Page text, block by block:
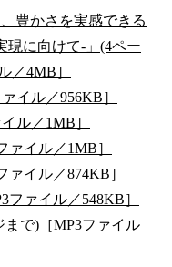
豊かさを実感できる
現に向けて-」(4ペー
／4MB］
イル／956KB］
ル／1MB］
ァイル／1MB］
イル／874KB］
ァイル／548KB］
で)［MP3ファイル